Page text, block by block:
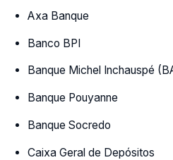
Axa Banque
Banco BPI
Banque Michel Inchauspé
Banque Pouyanne
Banque Socredo
Caixa Geral de Depósitos